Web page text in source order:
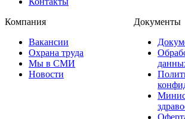
Компания
Вакансии
Охрана труда
Мы в СМИ
Новости
Документы